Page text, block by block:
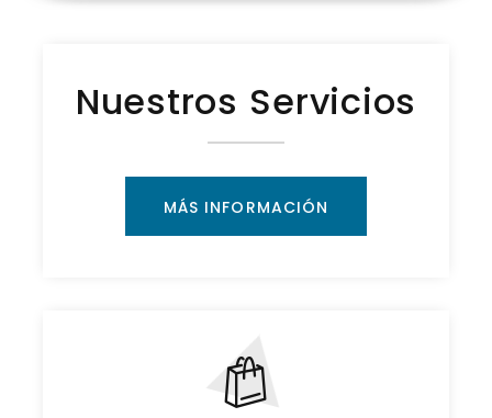
Nuestros Servicios
MÁS INFORMACIÓN